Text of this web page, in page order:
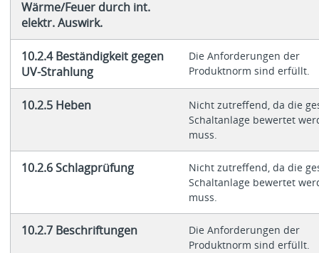
Wärme/Feuer durch int.
elektr. Auswirk.
10.2.4 Beständigkeit gegen
UV-Strahlung
Die Anforderungen der
Produktnorm sind erfüllt.
10.2.5 Heben
Nicht zutreffend, da die
Schaltanlage bewertet
muss.
10.2.6 Schlagprüfung
Nicht zutreffend, da die
Schaltanlage bewertet
muss.
10.2.7 Beschriftungen
Die Anforderungen der
Produktnorm sind erfüllt.